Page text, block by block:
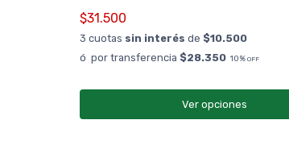
$31.500
3 cuotas sin interés de $10.500
ó por transferencia $28.350 10% OFF
Ver opciones